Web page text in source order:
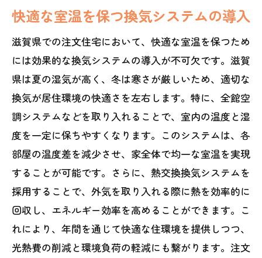
快適な室温を保つ換気システムの導入
滋賀県での注文住宅において、快適な室温を保つため
には効果的な換気システムの導入が不可欠です。滋賀
県は夏の湿気が高く、冬は寒さが厳しいため、適切な
換気が居住環境の快適さを左右します。特に、全館空
調システムなどを取り入れることで、室内の温度と湿
度を一定に保ちやすくなります。このシステムは、各
部屋の温度差を減少させ、家全体で均一な室温を実現
することが可能です。さらに、熱交換換気システムを
採用することで、外気を取り入れる際に熱を効率的に
回収し、エネルギー効率を高めることができます。こ
れにより、年間を通じて快適な住環境を提供しつつ、
光熱費の削減と環境負荷の軽減にも繋がります。注文